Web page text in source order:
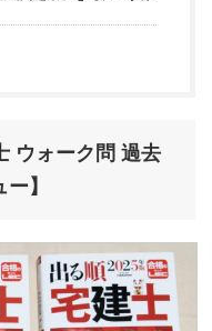
ウォーク問 過去
】